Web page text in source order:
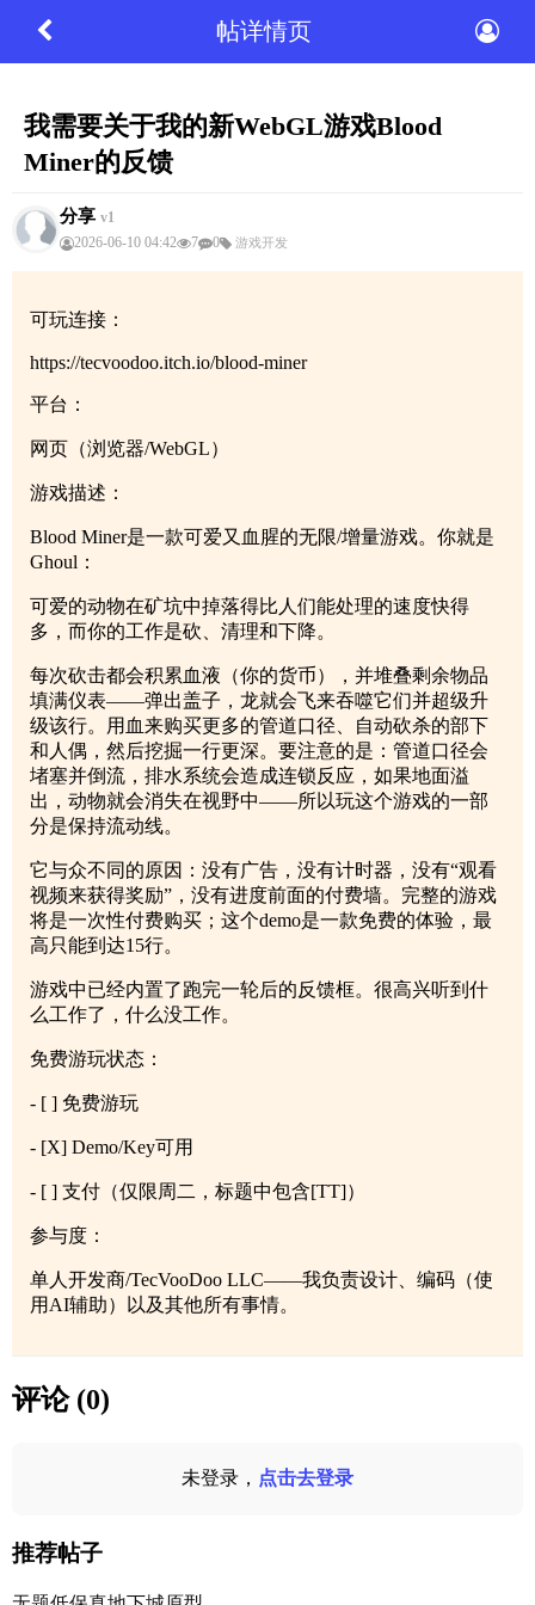
帖详情页
我需要关于我的新WebGL游戏Blood
Miner的反馈
分享 v1
2026-06-10 04:42
7 0 游戏开发
可玩连接：
https://tecvoodoo.itch.io/blood-miner
平台：
网页（浏览器/WebGL）
游戏描述：
Blood Miner是一款可爱又血腥的无限/增量游戏。你就是
Ghoul：
可爱的动物在矿坑中掉落得比人们能处理的速度快得
多，而你的工作是砍、清理和下降。
每次砍击都会积累血液（你的货币），并堆叠剩余物品
填满仪表——弹出盖子，龙就会飞来吞噬它们并超级升
级该行。用血来购买更多的管道口径、自动砍杀的部下
和人偶，然后挖掘一行更深。要注意的是：管道口径会
堵塞并倒流，排水系统会造成连锁反应，如果地面溢
出，动物就会消失在视野中——所以玩这个游戏的一部
分是保持流动线。
它与众不同的原因：没有广告，没有计时器，没有“观看
视频来获得奖励”，没有进度前面的付费墙。完整的游戏
将是一次性付费购买；这个demo是一款免费的体验，最
高只能到达15行。
游戏中已经内置了跑完一轮后的反馈框。很高兴听到什
么工作了，什么没工作。
免费游玩状态：
- [ ] 免费游玩
- [X] Demo/Key可用
- [ ] 支付（仅限周二，标题中包含[TT]）
参与度：
单人开发商/TecVooDoo LLC——我负责设计、编码（使
用AI辅助）以及其他所有事情。
评论 (0)
未登录， 点击去登录
推荐帖子